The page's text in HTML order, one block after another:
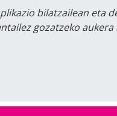
bilatzailean eta
gozatzeko aukera